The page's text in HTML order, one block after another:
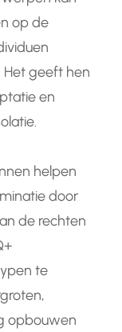
op de
geeft hen
en
helpen
door
de rechten
te
opbouwen